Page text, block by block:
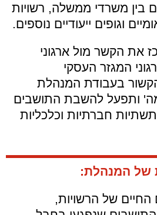
בין משרדי ממשלה, רשויות
וגופים ייעודיים נוספים.
את הקשר מול ארגוני
המגזר העסקי
בעבודת המנהלת
ותפעל להשבת התושבים
חברתיות וכלכליות
של המנהלת:
החיים של הרשויות,